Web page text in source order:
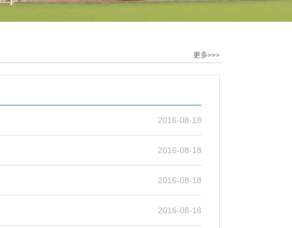
更多>>>
2016-08-18
2016-08-18
2016-08-18
2016-08-18